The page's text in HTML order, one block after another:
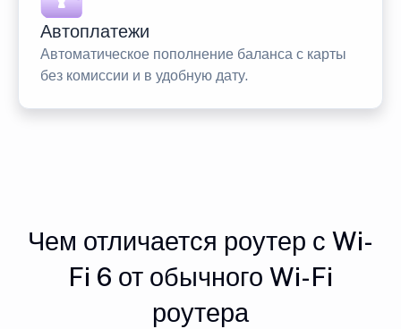
Автоплатежи
Автоматическое пополнение баланса с карты
без комиссии и в удобную дату.
Чем отличается роутер с Wi-
Fi 6 от обычного Wi-Fi
роутера